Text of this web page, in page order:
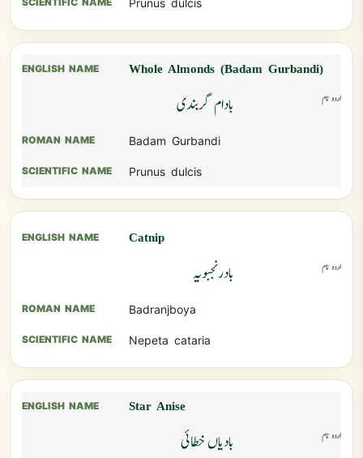
Prunus dulcis
Whole Almonds (Badam Gurbandi)
بادام گربندی
Badam Gurbandi
Prunus dulcis
Catnip
بادرنجبویہ
Badranjboya
Nepeta cataria
Star Anise
بادیاں خطائی